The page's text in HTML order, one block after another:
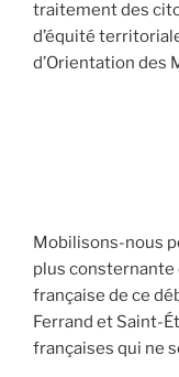
traitement des
d’équité
d’Orientation des
Mobilisons-nous
plus
française de ce
Ferrand et Saint-
françaises qui ne